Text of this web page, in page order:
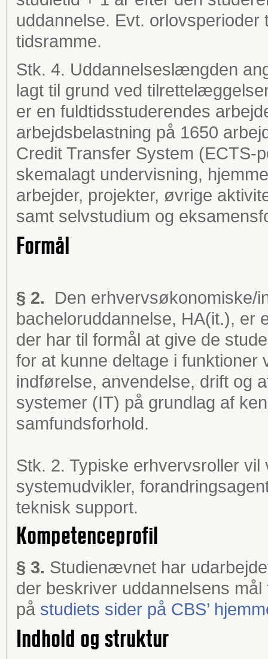
uddannelse. Evt.
tidsramme.
Stk. 4. Uddannelseslængden
lagt til grund ved
er en fuldtidsstuderendes
arbejdsbelastning på 1650
Credit Transfer System (ECTS-
skemalagt undervisning,
arbejder, projekter, øvrige
samt selvstudium og
Formål
§ 2. Den erhvervsøkonomiske/
bacheloruddannelse, HA(it.), er
der har til formål at give de
for at kunne deltage i
indførelse, anvendelse, drift og
systemer (IT) på grundlag af
samfundsforhold.
Stk. 2. Typiske erhvervsroller
systemudvikler,
teknisk support.
Kompetenceprofil
§ 3. Studienævnet har
der beskriver uddannelsens
på studiets sider på CBS’
Indhold og struktur